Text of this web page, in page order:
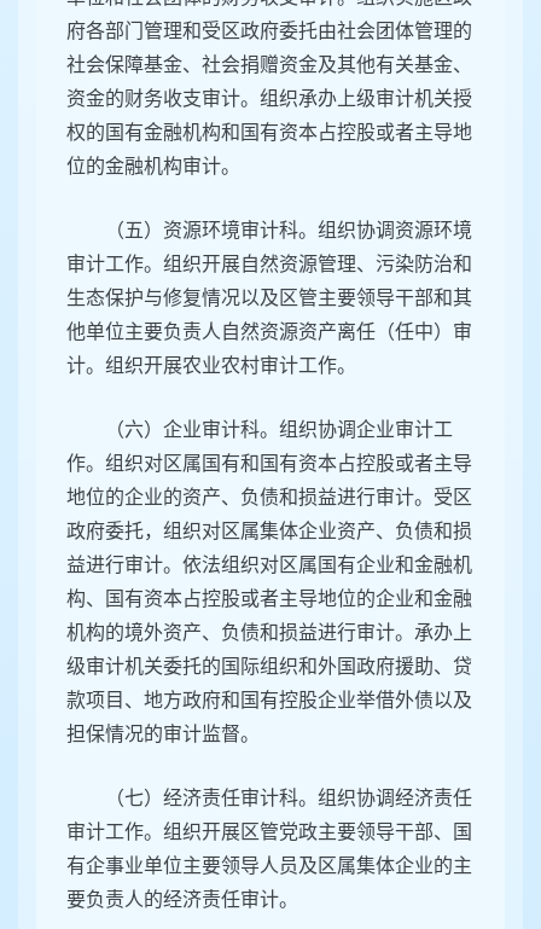
府各部门管理和受区政府委托由社会团体管理的
社会保障基金、社会捐赠资金及其他有关基金、
资金的财务收支审计。组织承办上级审计机关授
权的国有金融机构和国有资本占控股或者主导地
位的金融机构审计。
（五）资源环境审计科。组织协调资源环境
审计工作。组织开展自然资源管理、污染防治和
生态保护与修复情况以及区管主要领导干部和其
他单位主要负责人自然资源资产离任（任中）审
计。组织开展农业农村审计工作。
（六）企业审计科。组织协调企业审计工
作。组织对区属国有和国有资本占控股或者主导
地位的企业的资产、负债和损益进行审计。受区
政府委托，组织对区属集体企业资产、负债和损
益进行审计。依法组织对区属国有企业和金融机
构、国有资本占控股或者主导地位的企业和金融
机构的境外资产、负债和损益进行审计。承办上
级审计机关委托的国际组织和外国政府援助、贷
款项目、地方政府和国有控股企业举借外债以及
担保情况的审计监督。
（七）经济责任审计科。组织协调经济责任
审计工作。组织开展区管党政主要领导干部、国
有企事业单位主要领导人员及区属集体企业的主
要负责人的经济责任审计。